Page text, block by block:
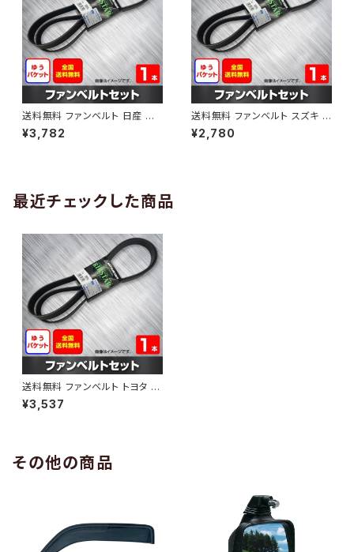
送料無料 ファンベルト 日産 キ
ューブ 型式Z12 H20.11～H24.
10 （国内トップメーカー） 1本 H
¥3,782
送料無料 ファンベルト スズキ ワ
ゴンR 型式MH34S H24.09～
H29.02 （国内トップメーカー）
¥2,780
最近チェックした商品
送料無料 ファンベルト トヨタ ア
リオン 型式ZRT260 H24.12～
（国内トップメーカー） 1本 HAB
¥3,537
その他の商品